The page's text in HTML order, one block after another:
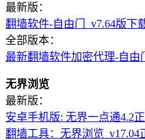
最新版：
翻墙软件-自由门_v7.64版下
全部版本：
最新翻墙软件加密代理-自由
无界浏览
最新版：
安卓手机版: 无界一点通4.2
翻墙工具：无界浏览_v17.04